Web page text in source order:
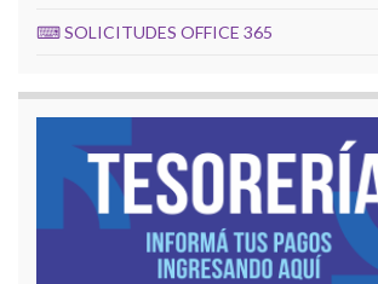
⌨SOLICITUDES OFFICE 365